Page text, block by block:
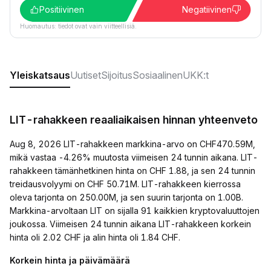
Positiivinen
Negatiivinen
Huomautus: tiedot ovat vain viitteellisiä.
YleiskatsausUutisetSijoitusSosiaalinenUKK:t
LIT-rahakkeen reaaliaikaisen hinnan yhteenveto
Aug 8, 2026 LIT-rahakkeen markkina-arvo on CHF470.59M,
mikä vastaa -4.26% muutosta viimeisen 24 tunnin aikana. LIT-
rahakkeen tämänhetkinen hinta on CHF 1.88, ja sen 24 tunnin
treidausvolyymi on CHF 50.71M. LIT-rahakkeen kierrossa
oleva tarjonta on 250.00M, ja sen suurin tarjonta on 1.00B.
Markkina-arvoltaan LIT on sijalla 91 kaikkien kryptovaluuttojen
joukossa. Viimeisen 24 tunnin aikana LIT-rahakkeen korkein
hinta oli 2.02 CHF ja alin hinta oli 1.84 CHF.
Korkein hinta ja päivämäärä